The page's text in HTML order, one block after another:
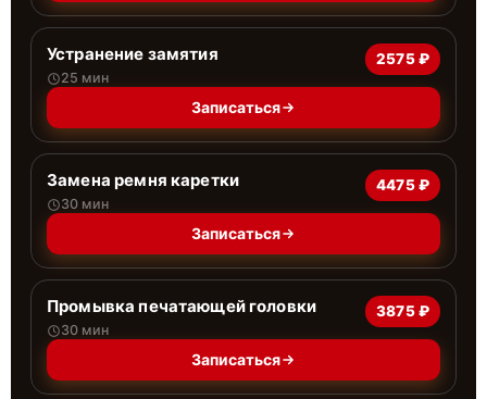
Устранение замятия
25 мин
2575 ₽
Записаться
Замена ремня каретки
30 мин
4475 ₽
Записаться
Промывка печатающей головки
30 мин
3875 ₽
Записаться